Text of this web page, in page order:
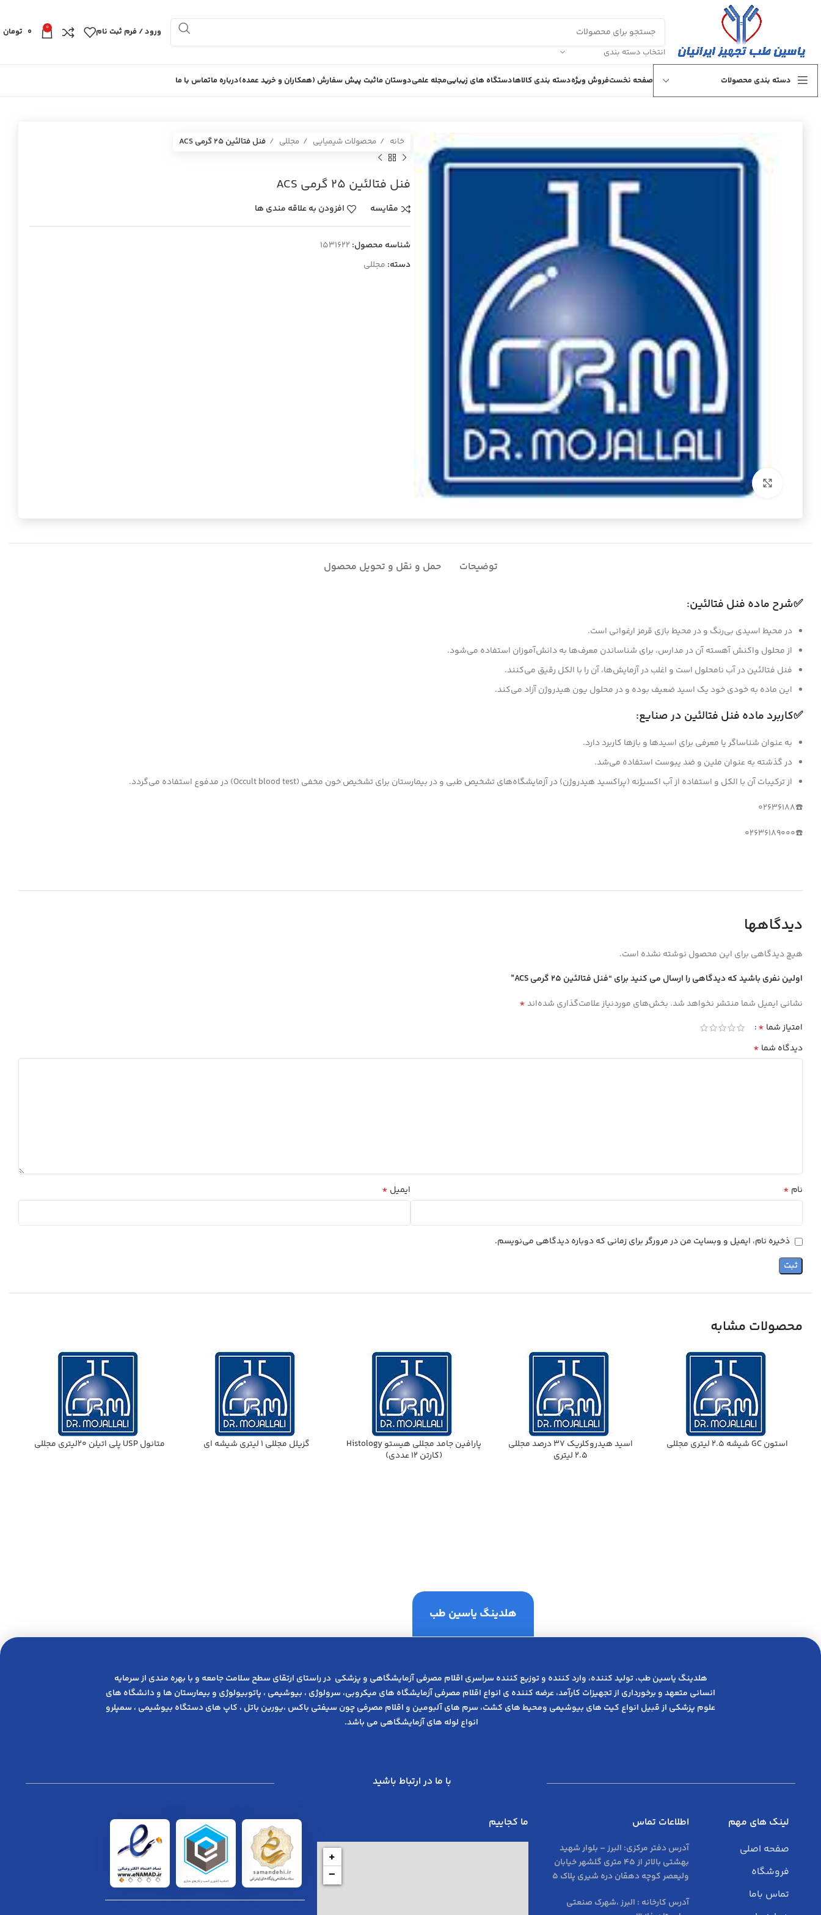
انتخاب دسته بندی
ورود / فرم ثبت نام 0
0 تومان
دسته بندی محصولات صفحه نخستفروش ویژهدسته بندی کالاهادستگاه های زیباییمجله علمیدوستان ماثبت پیش سفارش (همکاران و خرید عمده)درباره ماتماس با ما
برای بزرگنمایی کلیک کنید
خانه محصولات شیمیایی مجللی فنل فتالئين 25 گرمي ACS
فنل فتالئين 25 گرمي ACS
مقایسه افزودن به علاقه مندی ها
شناسه محصول: 1531622
دسته: مجللی
توضیحات حمل و نقل و تحویل محصول
✅شرح ماده فنل فتالئین:
در محیط اسیدی بی‌رنگ و در محیط بازی قرمز ارغوانی است.
از محلول واکنش آهسته آن در مدارس، برای شناساندن معرف‌ها به دانش‌آموزان استفاده می‌شود.
فنل فتالئین در آب نامحلول است و اغلب در آزمایش‌ها، آن را با الکل رقیق می‌کنند.
این ماده به خودی خود یک اسید ضعیف بوده و در محلول یون هیدروژن آزاد می‌کند.
✅کاربرد ماده فنل فتالئین در صنایع:
به عنوان شناساگر یا معرفی برای اسیدها و بازها کاربرد دارد.
در گذشته به عنوان ملین و ضد یبوست استفاده می‌شد.
از ترکیبات آن با الکل و استفاده از آب اکسیژنه (پراکسید هیدروژن) در آزمایشگاه‌های تشخیص طبی و در بیمارستان برای تشخیص خون مخفی (Occult blood test) در مدفوع استفاده می‌گردد.
☎️02636188
☎️02636189000
دیدگاهها
هیچ دیدگاهی برای این محصول نوشته نشده است.
اولین نفری باشید که دیدگاهی را ارسال می کنید برای “فنل فتالئين 25 گرمي ACS”
نشانی ایمیل شما منتشر نخواهد شد. بخش‌های موردنیاز علامت‌گذاری شده‌اند*
امتیاز شما *
دیدگاه شما *
نام * ایمیل *
ذخیره نام، ایمیل و وبسایت من در مرورگر برای زمانی که دوباره دیدگاهی می‌نویسم.
محصولات مشابه
استون GC شيشه 2.5 ليتري مجللي
اسيد هيدروكلريك 37 درصد مجللي
2.5 ليتري
پارافين جامد مجللي هيستو Histology
(كارتن 12 عددي)
گزيلل مجللي 1 ليتري شيشه اي متانول USP پلي اتيلن 20ليتري مجللي
هلدینگ یاسین طب
هلدینگ یاسین طب، تولید کننده، وارد کننده و توزیع کننده سراسری اقلام مصرفی آزمایشگاهی و پزشکی در راﺳﺘﺎی ارﺗﻘﺎی ﺳﻄﺢ ﺳﻼﻣﺖ ﺟﺎﻣﻌﻪ و ﺑﺎ ﺑﻬﺮه ﻣﻨﺪی از ﺳﺮﻣﺎﯾﻪ
انسانی متعهد و ﺑﺮﺧﻮرداری از ﺗﺠﻬﯿﺰات ﮐﺎرآﻣﺪ، عرضه کننده ی انواع اﻗﻼم مصرفی آزﻣﺎﯾﺸﮕﺎه های میکروبی، ﺳﺮوﻟﻮژی ، ﺑﯿﻮﺷﯿﻤﯽ ، پاتوبیولوژی و بیمارستان ها و دانشگاه های
علوم پزشکی از قبیل انواع کیت های بیوشیمی ومحیط های کشت، سرم های آلبومین و اقلام مصرفی چون سیفتی باکس ،یورین باتل ، کاپ های دستگاه بیوشیمی ، سمپلرو
انواع لوله های آزمایشگاهی می باشد.
با ما در ارتباط باشید
لینک های مهم
صفحه اصلی
فروشگاه
تماس باما
اطلاعات تماس
آدرس دفتر مرکزی: البرز – بلوار شهید
بهشتی بالاتر از 45 متری گلشهر خیابان
ولیعصر کوچه دهقان دره شیری پلاک 5
آدرس کارخانه : البرز ،شهرک صنعتی
ما کجاییم
+
−